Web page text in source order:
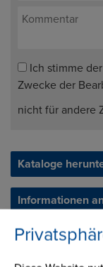
Ich stimme
Zwecke der
nicht für andere
Kataloge
Informationen